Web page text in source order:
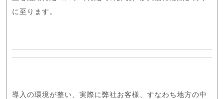
に至ります。
導入の環境が整い、実際に弊社お客様、すなわち地方の中